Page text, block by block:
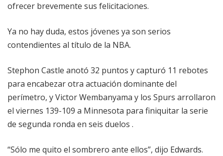
ofrecer brevemente sus felicitaciones.
Ya no hay duda, estos jóvenes ya son serios
contendientes al título de la NBA.
Stephon Castle anotó 32 puntos y capturó 11 rebotes
para encabezar otra actuación dominante del
perímetro, y Victor Wembanyama y los Spurs arrollaron
el viernes 139-109 a Minnesota para finiquitar la serie
de segunda ronda en seis duelos .
“Sólo me quito el sombrero ante ellos”, dijo Edwards.